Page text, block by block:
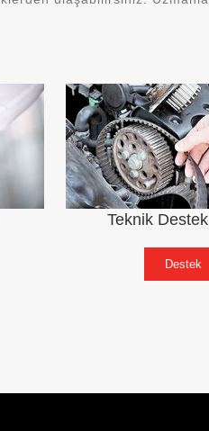
Teknik
Destek